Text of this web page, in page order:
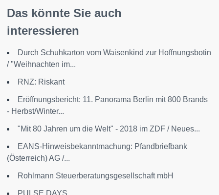
Das könnte Sie auch
interessieren
Durch Schuhkarton vom Waisenkind zur Hoffnungsbotin
/ "Weihnachten im...
RNZ: Riskant
Eröffnungsbericht: 11. Panorama Berlin mit 800 Brands
- Herbst/Winter...
"Mit 80 Jahren um die Welt" - 2018 im ZDF / Neues...
EANS-Hinweisbekanntmachung: Pfandbriefbank
(Österreich) AG /...
Rohlmann Steuerberatungsgesellschaft mbH
PULSE DAYS